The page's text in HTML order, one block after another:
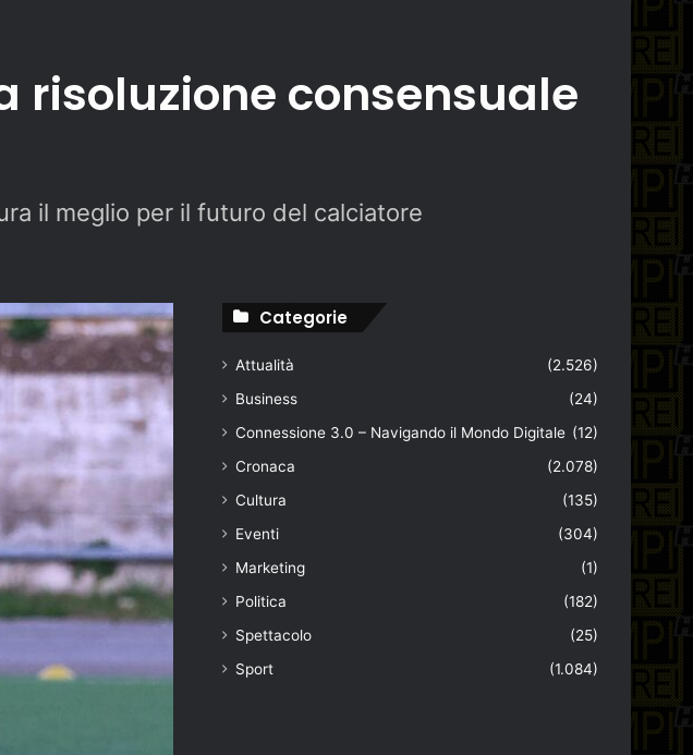
risoluzione consensuale
il meglio per il futuro del calciatore
Categorie
Attualità
(2.526)
Business
(24)
Connessione 3.0 – Navigando il Mondo Digitale (12)
Cronaca
(2.078)
Cultura
(135)
Eventi
(304)
Marketing
(1)
Politica
(182)
Spettacolo
(25)
Sport
(1.084)